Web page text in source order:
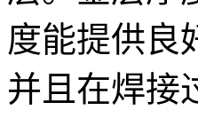
度能提供良
并且在焊接